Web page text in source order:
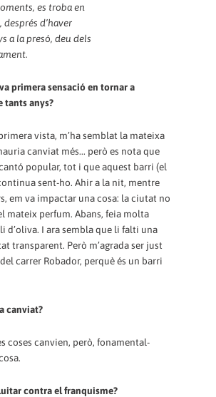
es troba en
d’haver
a la presó, deu dels
primera sensació en tornar a
tants anys?
vista, m’ha semblat la mateixa
canviat més... però es nota que
popular, tot i que aquest barri (el
sent-ho. Ahir a la nit, mentre
em va impactar una cosa: la ciutat no
mateix perfum. Abans, feia molta
d’oliva. I ara sembla que li falti una
transparent. Però m’agrada ser just
carrer Robador, perquè és un barri
canviat?
coses canvien, però, fonamental-
contra el franquisme?